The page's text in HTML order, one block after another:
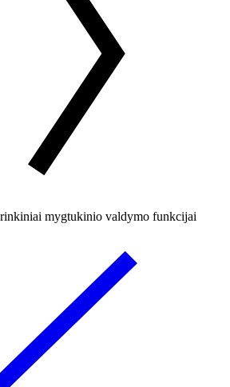
mygtukinio valdymo funkcijai